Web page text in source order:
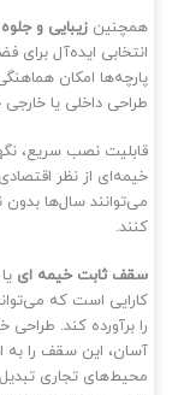
زیبایی و جلوه بصری
ایده‌آل برای
امکان هماهنگی
داخلی یا خارجی
نصب سریع،
از نظر اقتصادی نیز
سال‌ها بدون نیاز
ثابت خیمه‌ اییا
است که می‌تواند
برآورده کند. طراحی خیمه‌
این سقف را به انتخابی
تجاری تبدیل